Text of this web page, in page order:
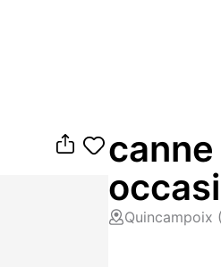
Quincampoix